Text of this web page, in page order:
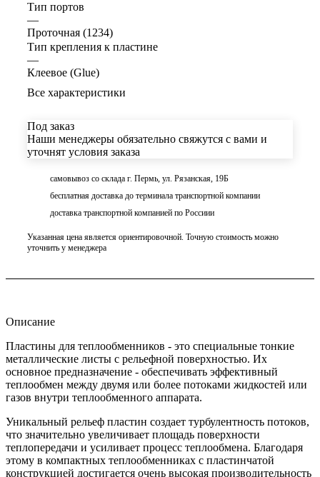
Тип портов
—
Проточная (1234)
Тип крепления к пластине
—
Клеевое (Glue)
Все характеристики
Под заказ
Наши менеджеры обязательно свяжутся с вами и
уточнят условия заказа
самовывоз со склада г. Пермь, ул. Рязанская, 19Б
бесплатная доставка до терминала транспортной компании
доставка транспортной компанией по Россиии
Указанная цена является ориентировочной. Точную стоимость можно
уточнить у менеджера
Описание
Пластины для теплообменников - это специальные тонкие
металлические листы с рельефной поверхностью. Их
основное предназначение - обеспечивать эффективный
теплообмен между двумя или более потоками жидкостей или
газов внутри теплообменного аппарата.
Уникальный рельеф пластин создает турбулентность потоков,
что значительно увеличивает площадь поверхности
теплопередачи и усиливает процесс теплообмена. Благодаря
этому в компактных теплообменниках с пластинчатой
конструкцией достигается очень высокая производительность